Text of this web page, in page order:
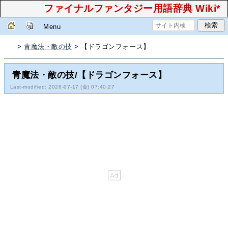
ファイナルファンタジー用語辞典 Wiki*
Menu
>青魔法・敵の技 > 【ドラゴンフォース】
青魔法・敵の技/【ドラゴンフォース】
Last-modified: 2026-07-17 (金) 07:40:27